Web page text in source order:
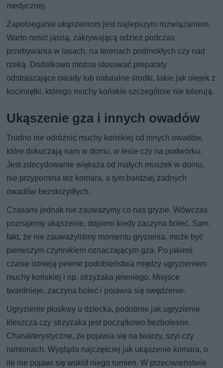
medycznej.
Zapobieganie ukąszeniom jest najlepszym rozwiązaniem.
Warto nosić jasną, zakrywającą odzież podczas
przebywania w lasach, na terenach podmokłych czy nad
rzeką. Dodatkowo można stosować preparaty
odstraszające owady lub naturalne środki, takie jak olejek z
kocimiętki, którego muchy końskie szczególnie nie tolerują.
Ukąszenie gza i innych owadów
Trudno nie odróżnić muchy końskiej od innych owadów,
które dokuczają nam w domu, w lesie czy na podwórku.
Jest zdecydowanie większa od małych muszek w domu,
nie przypomina też komara, a tym bardziej żadnych
owadów bezskrzydłych.
Czasami jednak nie zauważymy co nas gryzie. Wówczas
poznajemy ukąszenie, dopiero kiedy zaczyna boleć. Sam
fakt, że nie zauważyliśmy momentu gryzienia, może być
pierwszym czynnikiem oznaczającym gza. Po jakimś
czasie istnieją pewne podobieństwa między ugryzieniem
muchy końskiej i np. strzyżaka jeleniego. Miejsce
twardnieje, zaczyna boleć i pojawia się swędzenie.
Ugryzienie pluskwy u dziecka, podobnie jak ugryzienie
kleszcza czy strzyżaka jest początkowo bezbolesne.
Charakterystyczne, że pojawia się na twarzy, szyi czy
ramionach. Wygląda najczęściej jak ukąszenie komara, o
ile nie pojawi się wokół niego rumień. W przeciwieństwie